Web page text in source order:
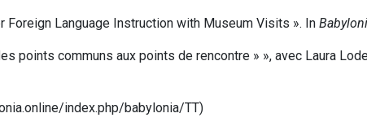
Foreign Language Instruction with Museum Visits ». In
points communs aux points de rencontre » », avec Laura
index.php/babylonia/TT)